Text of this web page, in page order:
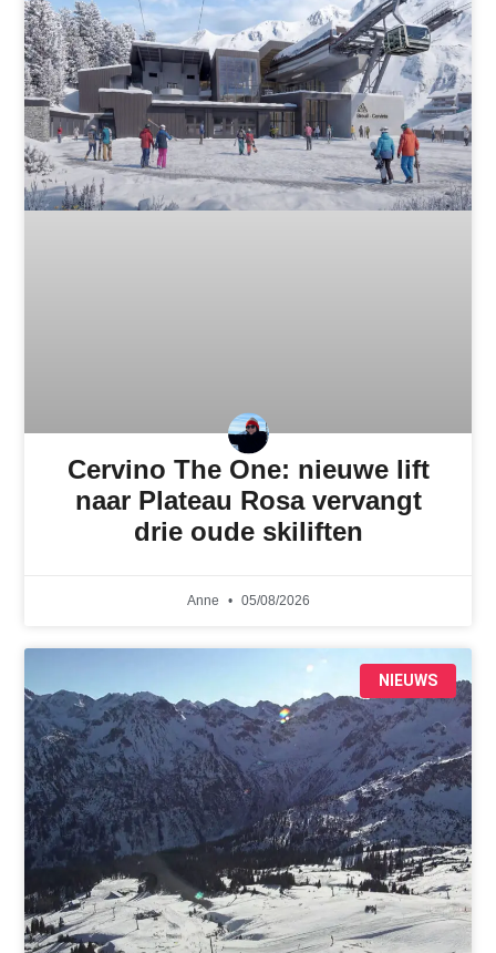
Cervino The One: nieuwe lift
naar Plateau Rosa vervangt
drie oude skiliften
Anne 05/08/2026
NIEUWS